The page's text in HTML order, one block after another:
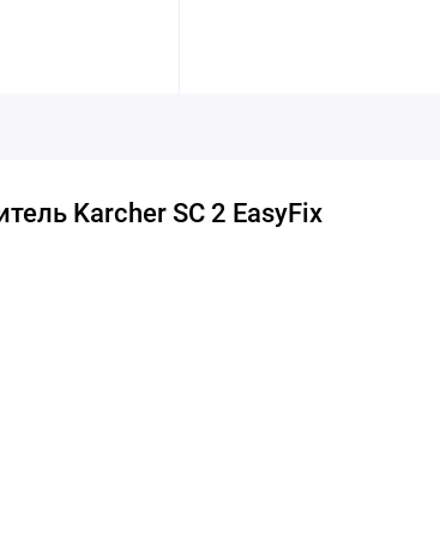
Karcher SC 2 EasyFix